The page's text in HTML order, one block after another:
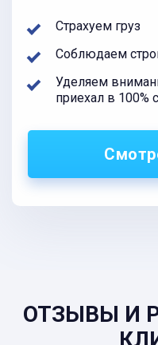
Страхуем груз
Соблюдаем
Уделяем
приехал в 100%
ОТЗЫВЫ И